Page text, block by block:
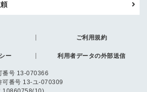
ご利用規約
ー 利用者データの外部送信
番号 13-070366
可番号 13-ユ-070309